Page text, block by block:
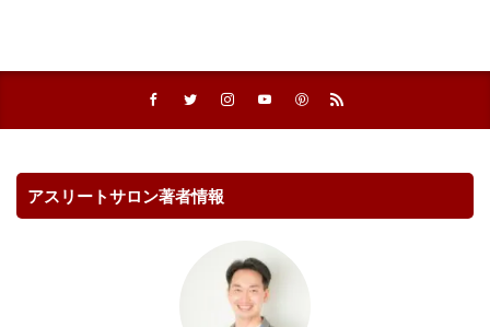
アスリートサロン著者情報